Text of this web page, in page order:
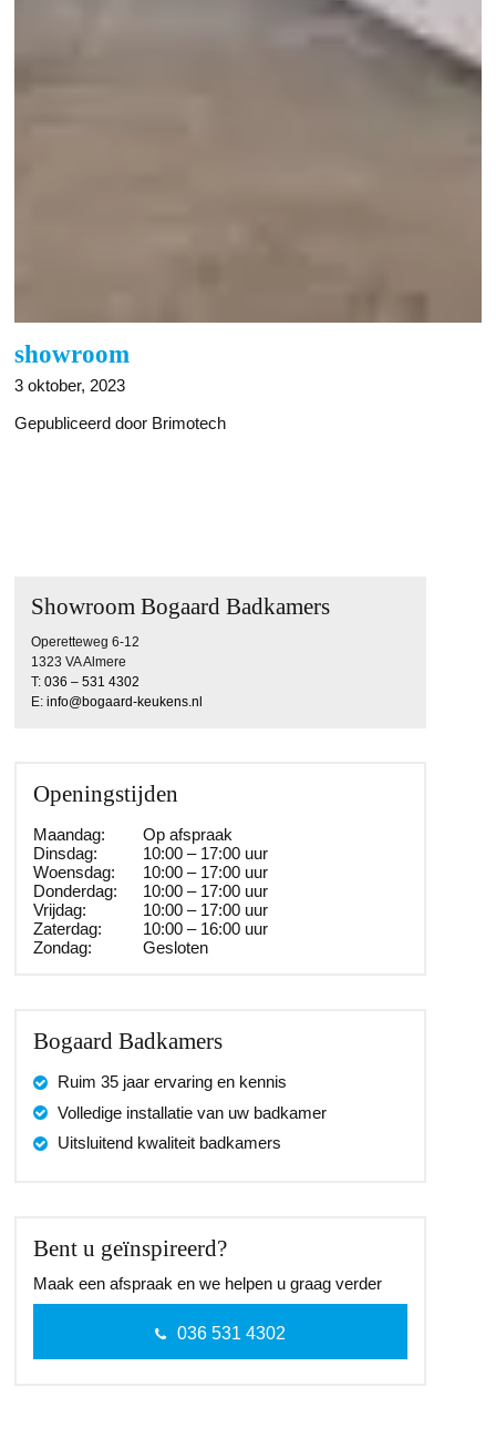
showroom
3 oktober, 2023
Gepubliceerd door Brimotech
Showroom Bogaard Badkamers
Operetteweg 6-12
1323 VA Almere
T:036 – 531 4302
E:info@bogaard-keukens.nl
Openingstijden
Maandag:
Op afspraak
Dinsdag:
10:00 – 17:00 uur
Woensdag:
10:00 – 17:00 uur
Donderdag:
10:00 – 17:00 uur
Vrijdag:
10:00 – 17:00 uur
Zaterdag:
10:00 – 16:00 uur
Zondag:
Gesloten
Bogaard Badkamers
Ruim 35 jaar ervaring en kennis
Volledige installatie van uw badkamer
Uitsluitend kwaliteit badkamers
Bent u geïnspireerd?
Maak een afspraak en we helpen u graag verder
036 531 4302